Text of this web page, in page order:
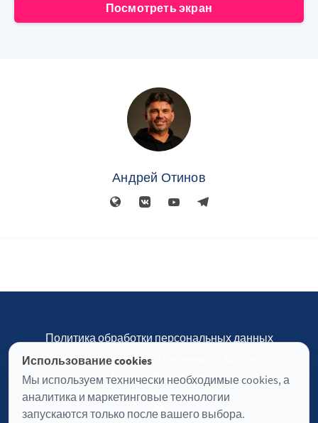
Посмотреть экран
Андрей Отинов
Использование cookies
Мы используем технически необходимые cookies, а
аналитика и маркетинговые технологии
запускаются только после вашего выбора.
Политика обработки персональных данных
Пользовательское соглашение
Настройки cookies